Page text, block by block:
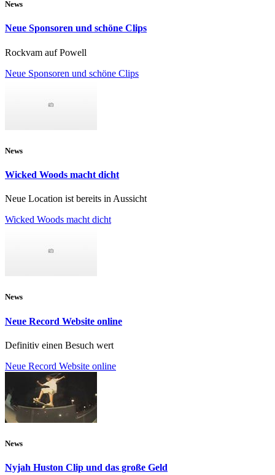
News
Neue Sponsoren und schöne Clips
Rockvam auf Powell
Neue Sponsoren und schöne Clips
News
Wicked Woods macht dicht
Neue Location ist bereits in Aussicht
Wicked Woods macht dicht
News
Neue Record Website online
Definitiv einen Besuch wert
Neue Record Website online
News
Nyjah Huston Clip und das große Geld